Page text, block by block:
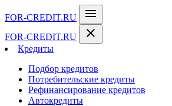
FOR-CREDIT.RU menu
FOR-CREDIT.RU close
Кредиты
Подбор кредитов
Потребительские кредиты
Рефинансирование кредитов
Автокредиты